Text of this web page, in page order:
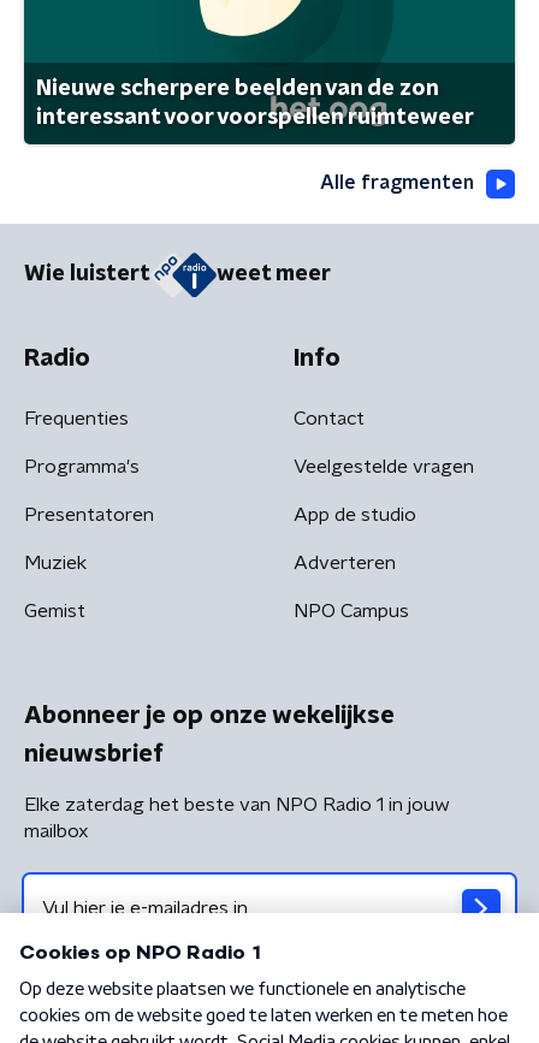
Nieuwe scherpere beelden van de zon
interessant voor voorspellen ruimteweer
Alle fragmenten
Wie luistert weet meer
Radio
Frequenties
Programma's
Presentatoren
Muziek
Gemist
Info
Contact
Veelgestelde vragen
App de studio
Adverteren
NPO Campus
Abonneer je op onze wekelijkse
nieuwsbrief
Elke zaterdag het beste van NPO Radio 1 in jouw
mailbox